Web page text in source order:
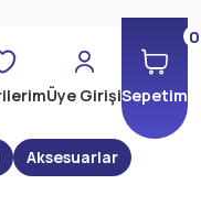
Üye GirişiSepetim
0
Aksesuarlar